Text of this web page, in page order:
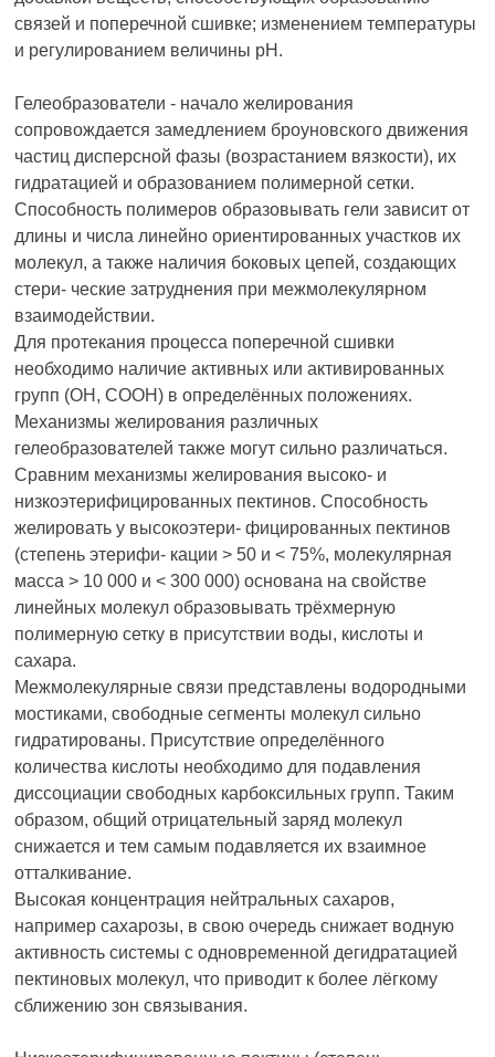
связей и поперечной сшивке; изменением температуры
и регулированием величины рН.
Гелеобразователи - начало желирования
сопровождается замедлением броуновского движения
частиц дисперсной фазы (возрастанием вязкости), их
гидратацией и образованием полимерной сетки.
Способность полимеров образовывать гели зависит от
длины и числа линейно ориентированных участков их
молекул, а также наличия боковых цепей, создающих
стери- ческие затруднения при межмолекулярном
взаимодействии.
Для протекания процесса поперечной сшивки
необходимо наличие активных или активированных
групп (ОН, СООН) в определённых положениях.
Механизмы желирования различных
гелеобразователей также могут сильно различаться.
Сравним механизмы желирования высоко- и
низкоэтерифицированных пектинов. Способность
желировать у высокоэтери- фицированных пектинов
(степень этерифи- кации > 50 и < 75%, молекулярная
масса > 10 000 и < 300 000) основана на свойстве
линейных молекул образовывать трёхмерную
полимерную сетку в присутствии воды, кислоты и
сахара.
Межмолекулярные связи представлены водородными
мостиками, свободные сегменты молекул сильно
гидратированы. Присутствие определённого
количества кислоты необходимо для подавления
диссоциации свободных карбоксильных групп. Таким
образом, общий отрицательный заряд молекул
снижается и тем самым подавляется их взаимное
отталкивание.
Высокая концентрация нейтральных сахаров,
например сахарозы, в свою очередь снижает водную
активность системы с одновременной дегидратацией
пектиновых молекул, что приводит к более лёгкому
сближению зон связывания.